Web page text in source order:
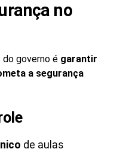
no
do governo é garantir
a segurança
de aulas